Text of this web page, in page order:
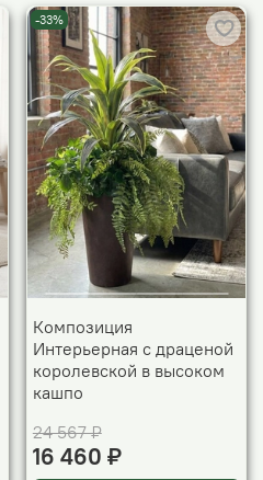
-33%
Композиция
Интерьерная с драценой
королевской в высоком
кашпо
24 567 ₽
16 460 ₽